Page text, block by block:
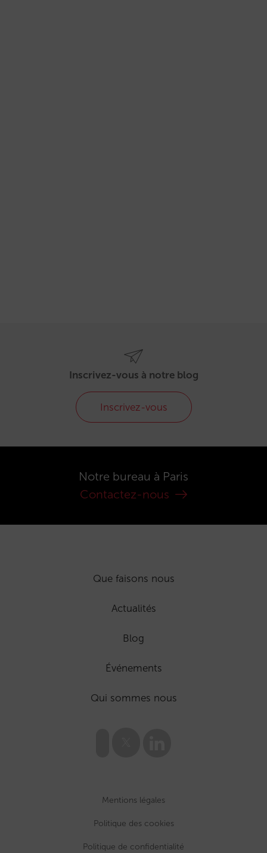
Inscrivez-vous à notre blog
Inscrivez-vous
Notre bureau à Paris
Contactez-nous
Que faisons nous
Actualités
Blog
Événements
Qui sommes nous
Mentions légales
Politique des cookies
Politique de confidentialité